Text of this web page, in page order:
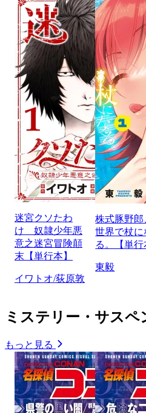
迷宮クソたわ
け 奴隷少年悪
意之迷宮冒険顛
末【単行本】
イワトオ/荻原敦
株式豚野郎
世界で杖に
る。【単行
東毅
ミステリー・サスペ
もっと見る